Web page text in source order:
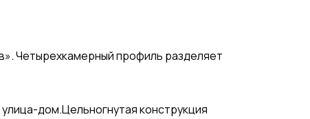
Четырехкамерный профиль разделяет
дом.Цельногнутая конструкция